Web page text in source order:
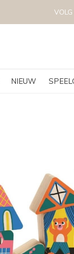
NIEUW